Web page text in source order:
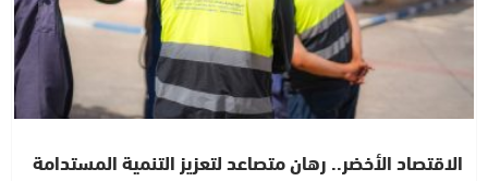
الاقتصاد الأخضر.. رهان متصاعد لتعزيز التنمية المستدامة